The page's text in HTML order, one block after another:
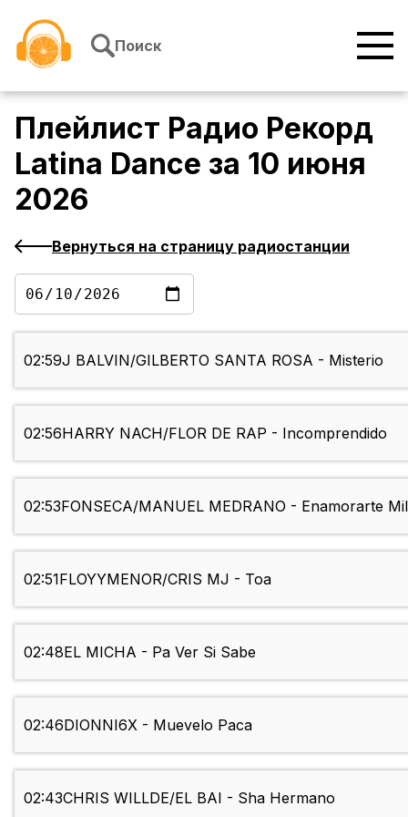
Поиск
Плейлист Радио Рекорд
Latina Dance за 10 июня
2026
Вернуться на страницу радиостанции
02:59J BALVIN/GILBERTO SANTA ROSA - Misterio
02:56HARRY NACH/FLOR DE RAP - Incomprendido
02:53FONSECA/MANUEL MEDRANO - Enamorarte
02:51FLOYYMENOR/CRIS MJ - Toa
02:48EL MICHA - Pa Ver Si Sabe
02:46DIONNI6X - Muevelo Paca
02:43CHRIS WILLDE/EL BAI - Sha Hermano